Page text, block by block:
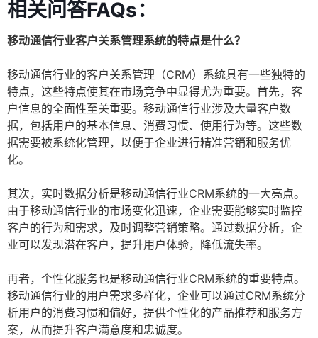
相关问答FAQs：
移动通信行业客户关系管理系统的特点是什么？
移动通信行业的客户关系管理（CRM）系统具有一些独特的
特点，这些特点使其在市场竞争中显得尤为重要。首先，客
户信息的全面性至关重要。移动通信行业涉及大量客户数
据，包括用户的基本信息、消费习惯、使用行为等。这些数
据需要被系统化管理，以便于企业进行精准营销和服务优
化。
其次，实时数据分析是移动通信行业CRM系统的一大亮点。
由于移动通信行业的市场变化迅速，企业需要能够实时监控
客户的行为和需求，及时调整营销策略。通过数据分析，企
业可以发现潜在客户，提升用户体验，降低流失率。
再者，个性化服务也是移动通信行业CRM系统的重要特点。
移动通信行业的用户需求多样化，企业可以通过CRM系统分
析用户的消费习惯和偏好，提供个性化的产品推荐和服务方
案，从而提升客户满意度和忠诚度。